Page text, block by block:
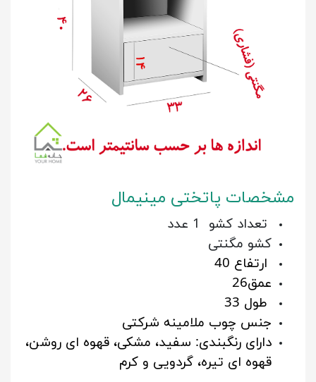
مشخصات پاتختی مینیمال
تعداد کشو 1 عدد
کشو مگنتی
ارتفاع 40
عمق26
طول 33
جنس چوب ملامینه شرکتی
دارای رنگبندی: سفید، مشکی، قهوه ای روشن،
قهوه ای تیره، گردویی و کرم